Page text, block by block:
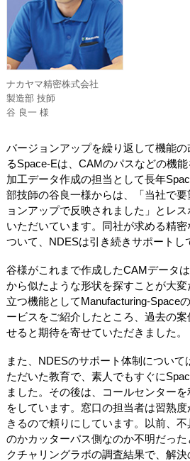
ナカヤマ精密株式会社
製造部 技師
谷 良一 様
バージョンアップを繰り返して機能
るSpace-Eは、CAMのパスなどの機能
加工データ作成の担当として長年
部技師の谷良一様からは、「当社で
ョンアップで反映されました」とレ
いただいています。同社が求める精
ついて、NDESは引き続きサポートし
谷様がこれまで作成したCAMデータ
から似たような形状を探すことが大
立つ機能としてManufacturing-Space
ービスをご紹介したところ、過去の
せると期待を寄せていただきました。
また、NDESのサポート体制について
ただいた教育で、素人でもすぐに
ました。その後は、コールセンター
をしています。窓口の担当者は習熟
きるので頼りにしています。以前、
のかカッターパス側なのか不明だっ
クチャリングラボの調査結果で、解